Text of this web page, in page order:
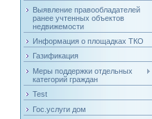
Выявление правообладателей
ранее учтенных объектов
недвижемости
Информация о площадках ТКО
Газификация
Меры поддержки отдельных
категорий граждан
Test
Гос.услуги дом